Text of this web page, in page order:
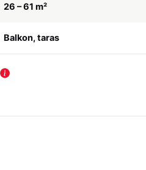
26 – 61 m²
Balkon, taras